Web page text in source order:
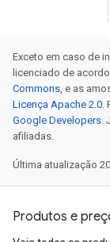
Exceto em caso de
licenciado de
Commons, e as
Licença Apache 2.0.
Google Developers.
afiliadas.
Última atualização
Produtos e